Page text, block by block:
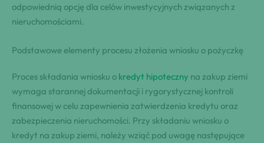
odpowiednią opcję dla celów inwestycyjnych związanych z
nieruchomościami.
Podstawowe elementy procesu złożenia wniosku o pożyczkę
Proces składania wniosku o kredyt hipoteczny na zakup ziemi
wymaga starannej dokumentacji i rygorystycznej kontroli
finansowej w celu zapewnienia zatwierdzenia kredytu oraz
zabezpieczenia nieruchomości. Przy składaniu wniosku o
kredyt na zakup ziemi, należy wziąć pod uwagę następujące